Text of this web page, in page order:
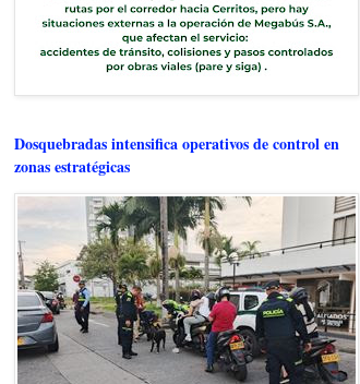
Dosquebradas intensifica operativos de control en
zonas estratégicas